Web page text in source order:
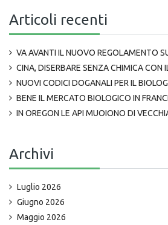
Articoli recenti
VA AVANTI IL NUOVO REGOLAMENTO
CINA, DISERBARE SENZA CHIMICA CON
NUOVI CODICI DOGANALI PER IL
BENE IL MERCATO BIOLOGICO IN
IN OREGON LE API MUOIONO DI
Archivi
Luglio 2026
Giugno 2026
Maggio 2026